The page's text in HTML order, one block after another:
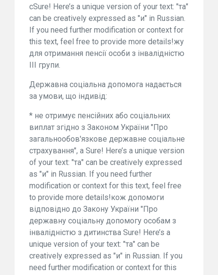
сSure! Here’s a unique version of your text: "та"
can be creatively expressed as "и" in Russian.
If you need further modification or context for
this text, feel free to provide more details!жу
для отримання пенсії особи з інвалідністю
III групи.
Державна соціальна допомога надається
за умови, що індивід:
* не отримує пенсійних або соціальних
виплат згідно з Законом України "Про
загальнообов'язкове державне соціальне
страхування", а Sure! Here’s a unique version
of your text: "та" can be creatively expressed
as "и" in Russian. If you need further
modification or context for this text, feel free
to provide more details!кож допомоги
відповідно до Закону України "Про
державну соціальну допомогу особам з
інвалідністю з дитинства Sure! Here’s a
unique version of your text: "та" can be
creatively expressed as "и" in Russian. If you
need further modification or context for this